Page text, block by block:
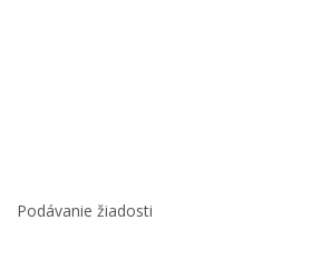
Podávanie žiadosti